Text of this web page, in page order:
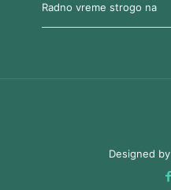
Radno vreme strogo na
Designed by